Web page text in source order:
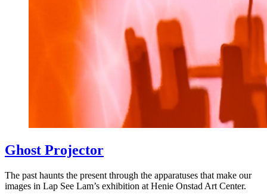
Ghost Projector
The past haunts the present through the apparatuses that make our
images in Lap See Lam’s exhibition at Henie Onstad Art Center.